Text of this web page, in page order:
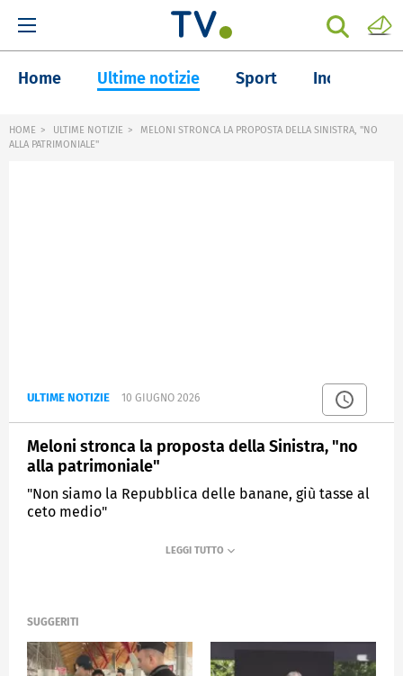
Home Ultime notizie Sport Inchieste
HOME ULTIME NOTIZIE
MELONI STRONCA LA PROPOSTA DELLA SINISTRA, "NO
ALLA PATRIMONIALE"
ULTIME NOTIZIE 10 GIUGNO 2026
Meloni stronca la proposta della Sinistra, "no
alla patrimoniale"
"Non siamo la Repubblica delle banane, giù tasse al
ceto medio"
SUGGERITI